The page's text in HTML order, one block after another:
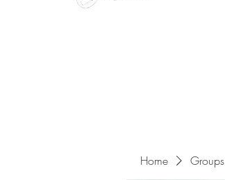
Home Groups